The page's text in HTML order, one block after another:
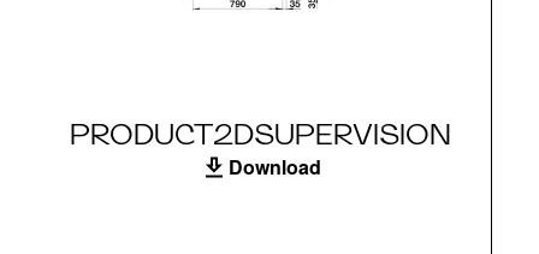
PRODUCT2DSUPERVISION
Download